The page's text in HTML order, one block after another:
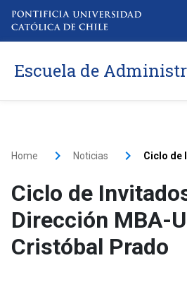
Escuela de
Home Noticias
Ciclo de
Dirección MBA-
Cristóbal Prado